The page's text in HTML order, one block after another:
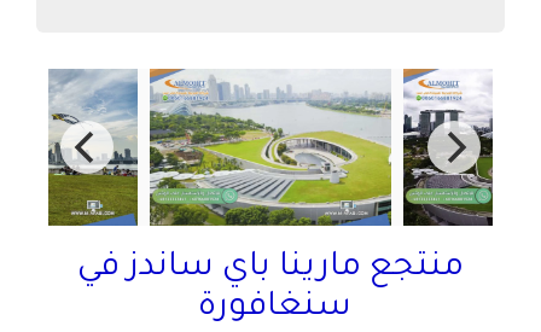
منتجع مارينا باي ساندز في
سنغافورة